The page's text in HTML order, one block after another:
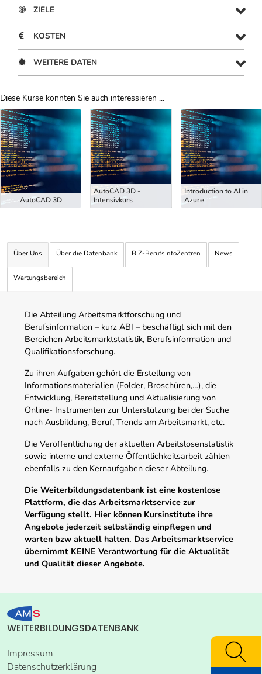
ZIELE
KOSTEN
WEITERE DATEN
Diese Kurse könnten Sie auch interessieren ...
Uber Weiterbildungsvorschläge
AutoCAD 3D
AutoCAD 3D -
Intensivkurs
Introduction to AI in
Azure
Über Uns Über die Datenbank BIZ-BerufsInfoZentren News
Wartungsbereich
Die Abteilung Arbeitsmarktforschung und
Berufsinformation – kurz ABI – beschäftigt sich mit den
Bereichen Arbeitsmarktstatistik, Berufsinformation und
Qualifikationsforschung.
Zu ihren Aufgaben gehört die Erstellung von
Informationsmaterialien (Folder, Broschüren,…), die
Entwicklung, Bereitstellung und Aktualisierung von
Online- Instrumenten zur Unterstützung bei der Suche
nach Ausbildung, Beruf, Trends am Arbeitsmarkt, etc.
Die Veröffentlichung der aktuellen Arbeitslosenstatistik
sowie interne und externe Öffentlichkeitsarbeit zählen
ebenfalls zu den Kernaufgaben dieser Abteilung.
Die Weiterbildungsdatenbank ist eine kostenlose
Plattform, die das Arbeitsmarktservice zur
Verfügung stellt. Hier können Kursinstitute ihre
Angebote jederzeit selbständig einpflegen und
warten bzw aktuell halten. Das Arbeitsmarktservice
übernimmt KEINE Verantwortung für die Aktualität
und Qualität dieser Angebote.
WEITERBILDUNGSDATENBANK
Impressum
Datenschutzerklärung